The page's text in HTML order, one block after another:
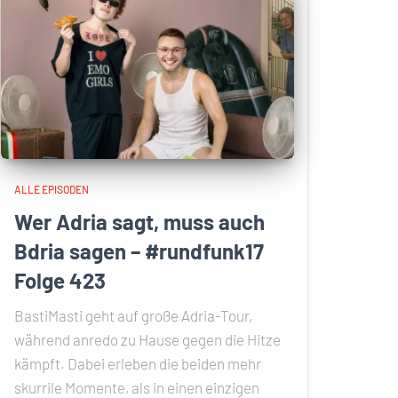
ALLE EPISODEN
Wer Adria sagt, muss auch
Bdria sagen – #rundfunk17
Folge 423
BastiMasti geht auf große Adria-Tour,
während anredo zu Hause gegen die Hitze
kämpft. Dabei erleben die beiden mehr
skurrile Momente, als in einen einzigen